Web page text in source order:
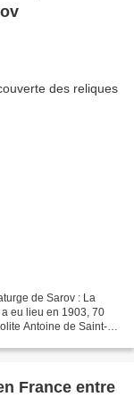
de Sarov : La
eu lieu en 1903, 70
Antoine de Saint-
France entre